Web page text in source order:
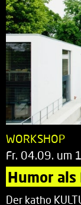
WORKSHOP
Fr. 04.09. um
Humor
Der katho